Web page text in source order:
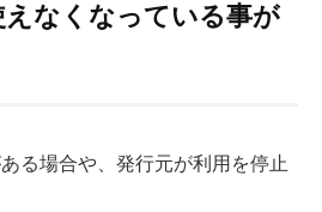
えなくなっている事が
る場合や、発行元が利用を停止